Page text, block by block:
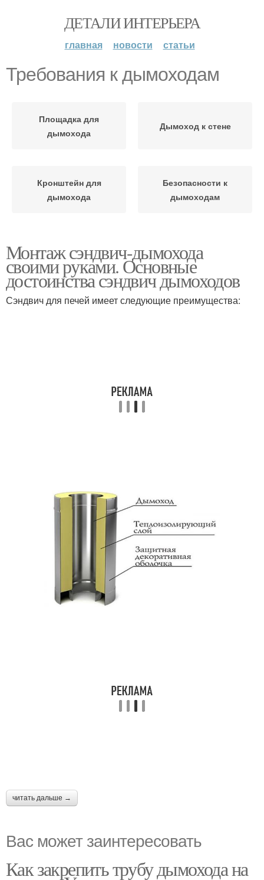
ДЕТАЛИ ИНТЕРЬЕРА
главная новости статьи
Требования к дымоходам
Площадка для
дымохода
Дымоход к стене
Кронштейн для
дымохода
Безопасности к
дымоходам
Монтаж сэндвич-дымохода
своими руками. Основные
достоинства сэндвич дымоходов
Сэндвич для печей имеет следующие преимущества:
читать дальше →
Вас может заинтересовать
Как закрепить трубу дымохода на